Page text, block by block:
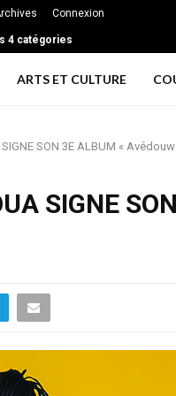
Connexion
4 catégories
couples de grandir ensemble
ARTS ET CULTURE
SIGNE SON 3E ALBUM «
SIGNE